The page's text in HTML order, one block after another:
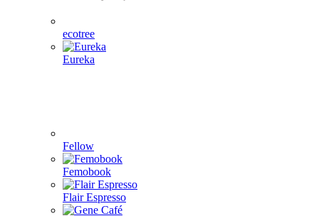
ecotree
Eureka
Fellow
Femobook
Flair Espresso